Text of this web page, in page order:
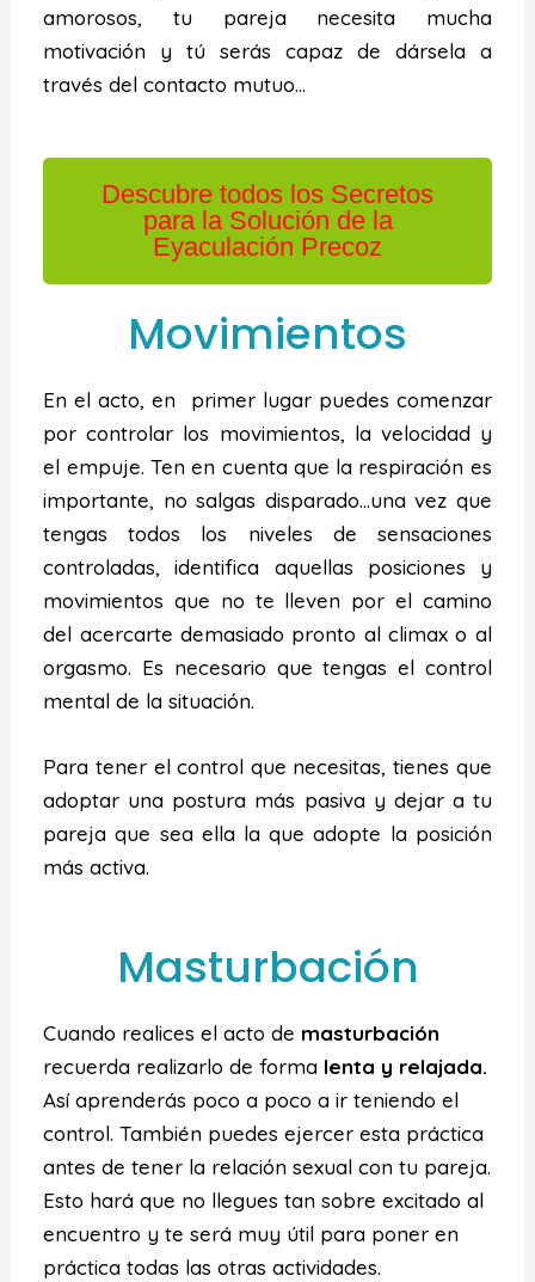
amorosos, tu pareja necesita mucha
motivación y tú serás capaz de dársela a
través del contacto mutuo…
Descubre todos los Secretos
para la Solución de la
Eyaculación Precoz
Movimientos
En el acto, en primer lugar puedes comenzar
por controlar los movimientos, la velocidad y
el empuje. Ten en cuenta que la respiración es
importante, no salgas disparado…una vez que
tengas todos los niveles de sensaciones
controladas, identifica aquellas posiciones y
movimientos que no te lleven por el camino
del acercarte demasiado pronto al climax o al
orgasmo. Es necesario que tengas el control
mental de la situación.
Para tener el control que necesitas, tienes que
adoptar una postura más pasiva y dejar a tu
pareja que sea ella la que adopte la posición
más activa.
Masturbación
Cuando realices el acto de masturbación
recuerda realizarlo de forma lenta y relajada.
Así aprenderás poco a poco a ir teniendo el
control. También puedes ejercer esta práctica
antes de tener la relación sexual con tu pareja.
Esto hará que no llegues tan sobre excitado al
encuentro y te será muy útil para poner en
práctica todas las otras actividades.